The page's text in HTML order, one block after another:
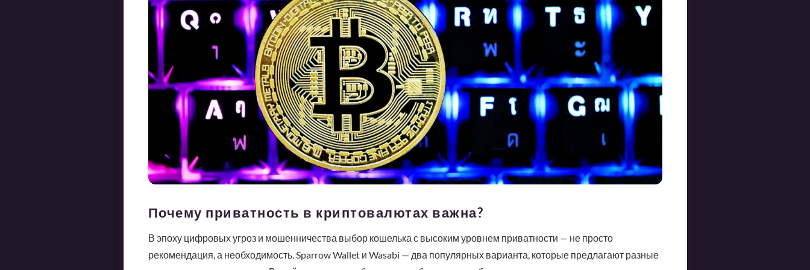
Почему приватность в криптовалютах важна?
В эпоху цифровых угроз и мошенничества выбор кошелька с высоким уровнем приватности — не просто
рекомендация, а необходимость. Sparrow Wallet и Wasabi — два популярных варианта, которые предлагают разные